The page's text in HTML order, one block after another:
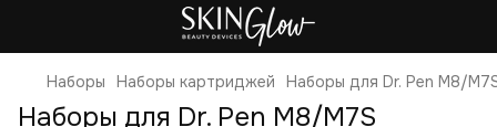
Наборы Наборы картриджей Наборы для Dr. Pen M8/
Наборы для Dr. Pen M8/M7S